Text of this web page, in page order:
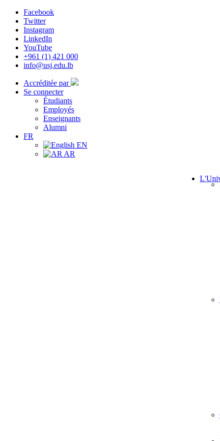
Facebook
Twitter
Instagram
LinkedIn
YouTube
+961 (1) 421 000
info@usj.edu.lb
Accréditée par
Se connecter
Étudiants
Employés
Enseignants
Alumni
FR
EN
AR